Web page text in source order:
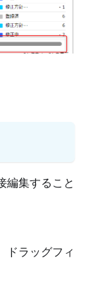
編集すること
ドラッグフィ